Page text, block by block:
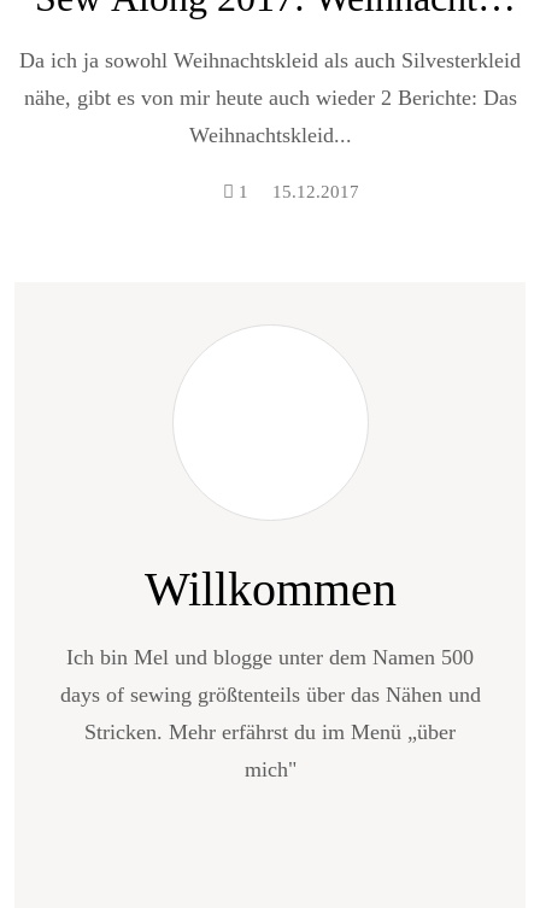
UND Silversterkleid –
Zwischenstand
Da ich ja sowohl Weihnachtskleid als auch Silvesterkleid
nähe, gibt es von mir heute auch wieder 2 Berichte: Das
Weihnachtskleid...
1 15.12.2017
Willkommen
Ich bin Mel und blogge unter dem Namen 500
days of sewing größtenteils über das Nähen und
Stricken. Mehr erfährst du im Menü „über
mich"